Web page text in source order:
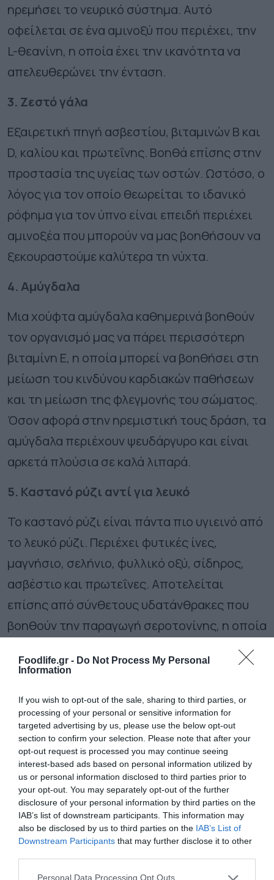
Foodlife.gr - Do Not Process My Personal
Information
If you wish to opt-out of the sale, sharing to third parties, or
processing of your personal or sensitive information for
targeted advertising by us, please use the below opt-out
section to confirm your selection. Please note that after your
opt-out request is processed you may continue seeing
interest-based ads based on personal information utilized by
us or personal information disclosed to third parties prior to
your opt-out. You may separately opt-out of the further
disclosure of your personal information by third parties on the
IAB’s list of downstream participants. This information may
also be disclosed by us to third parties on the IAB’s List of
Downstream Participants that may further disclose it to other
Please note that this website/app uses one or more Google
Personal Data Processing Opt Outs
ηρεμήσει το νευρικό σύστημα. Αυτό
οφείλεται σε ένα αμινοξύ που περιέχει, την
L-θεανίνη, η οποία έχει την ικανότητα να
απελευθερώνει την ένταση.
3. Ζεστό γάλα
Εξαιρετική πηγή ασβεστίου, βιταμινών Β και
D, καλίου και πρωτεΐνης. Βοηθά επίσης στην
προστασία της υγείας των οστών. Ωστόσο, ο
λόγος για τον οποίο θεωρείται το ιδανικό
ρόφημα για τον ύπνο είναι επειδή περιέχει
αμινοξέα που μπορούν να μας βοηθήσουν να
ξεκουραστούμε καλύτερα τη νύχτα.
4. Αμύγδαλα
Μια χούφτα αμύγδαλα καθημερινά βοηθούν
τον οργανισμό μας να πάρει περισσότερη
βιταμίνη Ε, η οποία μπορεί να βοηθήσει στη
μείωση του κινδύνου καρδιακών παθήσεων
και τη μείωση της φλεγμονής του σώματος.
Όσον αφορά στην ηρεμιστική τους δράση, τα
αμύγδαλα περιέχουν ψευδάργυρο και είναι
αρκετά πλούσια σε καλά λιπαρά.
5. Καστανό ρύζι αντί για λευκό
Το καστανό ρύζι είναι πάντα πιο υγιεινό από
το λευκό ρύζι. Περιέχει φυτικές ίνες,
μαγνήσιο, σελήνιο, φυλλικό οξύ, σίδηρος,
ασβέστιο και πρωτεΐνες. Αποτελείται
επίσης από σύνθετους υδατάνθρακες που
βοηθούν την παραγωγή σεροτονίνης, η οποία
ηρεμεί το νευρικό σύστημα, σταθεροποιεί τη
διάθεση και μειώνει τα επίπεδα άγχους.
Ακολουθήστε τοfoodlife.gr στο Google
Newsκαι μάθετε πρώτοι όλες τις ειδήσεις
TAGS: ΑΓΧΟΣ ΤΡΟΦΕΣ
ΠΕΡΙΣΣΟΤΕΡA